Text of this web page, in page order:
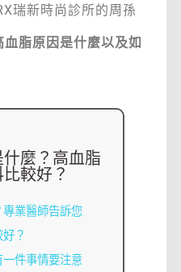
瑞新時尚診所的周孫
血脂原因是什麼以及如
麼？高血脂
較好？
業醫師告訴您
？
件事情要注意